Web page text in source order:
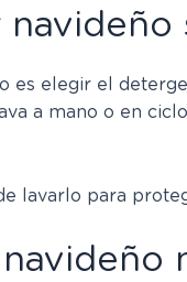
es elegir el
a mano o en
lavarlo para